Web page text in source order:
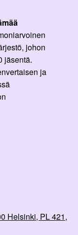
johon
jäsentä.
ja
Helsinki, PL 421,